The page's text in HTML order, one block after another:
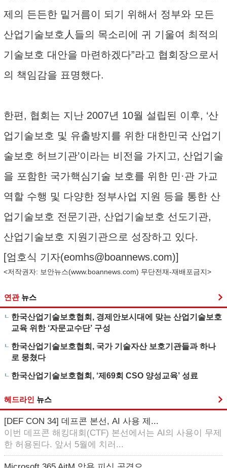
제의 든든한 밑거름이 되기 위해서 정부와 모든
산업기술보호人들의 목소리에 귀 기울여 최적의
기술보호 대안을 마련하겠다”라고 협회장으로서
의 책임감을 표명했다.
한편, 협회는 지난 2007년 10월 설립된 이후, ‘산
업기술보호 및 유출방지를 위한 대한민국 산업기
술보호 허브기관’이라는 비전을 가지고, 산업기술
을 포함한 국가핵심기술 보호를 위한 민·관 가교
역할 수행 및 다양한 정부사업 지원 등을 통한 산
업기술보호 전문기관, 산업기술보호 선도기관,
산업기술보호 지원기관으로 성장하고 있다.
[엄호식 기자(eomhs@boannews.com)]
<저작권자: 보안뉴스(www.boannews.com) 무단전재-재배포금지>
연관 뉴스
한국산업기술보호협회, 경제안보시대에 맞는 산업기술보호
교육 위한 ‘자문교수단’ 구성
한국산업기술보호협회, 국가 기술자산 보호기관들과 하나
로 뭉쳤다
한국산업기술보호협회, ‘제69회 CSO 양성교육’ 성료
헤드라인 뉴스
[DEF CON 34] 데프콘 본선, AI 사용 제...
이번 데프콘 해킹대회(CTF) 본선에서는 AI의 사용이 무제
한 허용된다. 앞서 5월에 치러...